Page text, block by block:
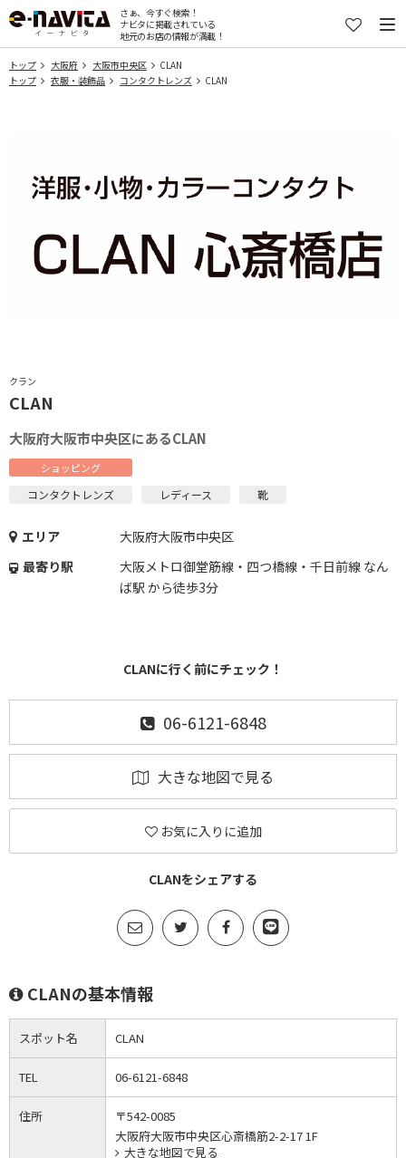
さぁ、今すぐ検索！
ナビタに掲載されている
地元のお店の情報が満載！
トップ 大阪府 大阪市中央区
CLAN
トップ
衣服・装飾品 コンタクトレンズ CLAN
クラン
CLAN
大阪府大阪市中央区にあるCLAN
ショッピング
コンタクトレンズ レディース 靴
エリア
大阪府大阪市中央区
最寄り駅
大阪メトロ御堂筋線・四つ橋線・千日前線 なん
ば駅 から徒歩3分
CLANに行く前にチェック！
06-6121-6848
大きな地図で見る
お気に入りに追加
CLANをシェアする
CLANの基本情報
スポット名 CLAN
TEL 06-6121-6848
住所
〒542-0085
大阪府大阪市中央区心斎橋筋2-2-17 1F
大きな地図で見る